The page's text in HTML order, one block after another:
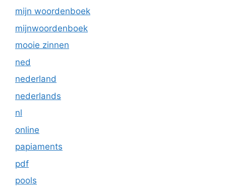
mijn woordenboek
mijnwoordenboek
mooie zinnen
ned
nederland
nederlands
nl
online
papiaments
pdf
pools